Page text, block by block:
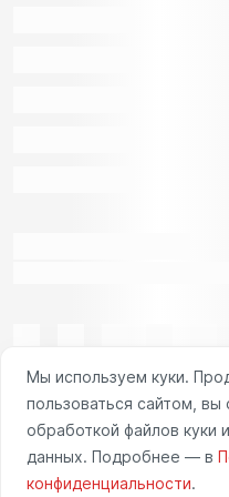
Мы используем куки.
пользоваться сайтом, вы
обработкой файлов куки
данных. Подробнее — в
конфиденциальности.